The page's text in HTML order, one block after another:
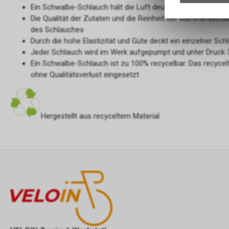
Ein Schwalbe-Schlauch hält die Luft deutlich länger
Die Qualität der Zutaten und die Reinheit der
des Schlauches
Durch die hohe Elastizität und Güte deckt ein einzelner
Jeder Schlauch wird im Werk aufgepumpt und unter Druck
Ein Schwalbe-Schlauch ist zu 100% recycelbar. Das
ohne Qualitätsverlust eingesetzt
Hergestellt aus recyceltem Material